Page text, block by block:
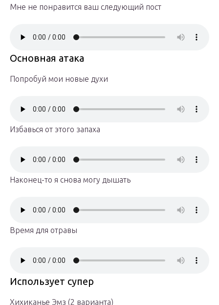
Мне не понравится ваш следующий пост
Основная атака
Попробуй мои новые духи
Избавься от этого запаха
Наконец-то я снова могу дышать
Время для отравы
Использует супер
Хихиканье Эмз (2 варианта)